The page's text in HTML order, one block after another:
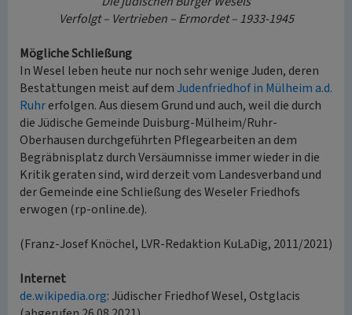
Verfolgt – Vertrieben – Ermordet – 1933-1945
Mögliche Schließung
In Wesel leben heute nur noch sehr wenige Juden, deren
Bestattungen meist auf demJudenfriedhof in Mülheim a.d.
Ruhrerfolgen. Aus diesem Grund und auch, weil die durch
die Jüdische Gemeinde Duisburg-Mülheim/Ruhr-
Oberhausen durchgeführten Pflegearbeiten an dem
Begräbnisplatz durch Versäumnisse immer wieder in die
Kritik geraten sind, wird derzeit vom Landesverband und
der Gemeinde eine Schließung des Weseler Friedhofs
erwogen (rp-online.de).
(Franz-Josef Knöchel, LVR-Redaktion KuLaDig, 2011/2021)
Internet
de.wikipedia.org: Jüdischer Friedhof Wesel, Ostglacis